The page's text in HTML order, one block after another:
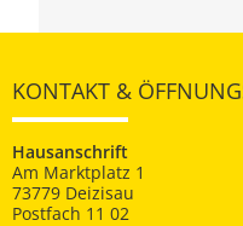
KONTAKT &
Hausanschrift
Am Marktplatz 1
73779 Deizisau
Postfach 11 02